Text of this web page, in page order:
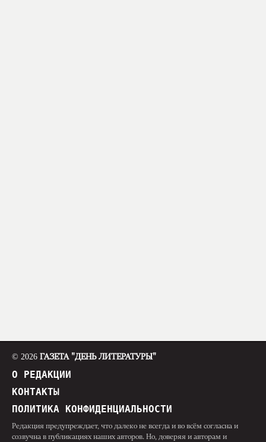
© 2026 ГАЗЕТА "ДЕНЬ ЛИТЕРАТУРЫ"
О РЕДАКЦИИ
КОНТАКТЫ
ПОЛИТИКА КОНФИДЕНЦИАЛЬНОСТИ
Редакция предупреждает, что далеко не всегда и во всём согласна и
созвучна в публикациях наших авторов. Но, доверяя и авторам и